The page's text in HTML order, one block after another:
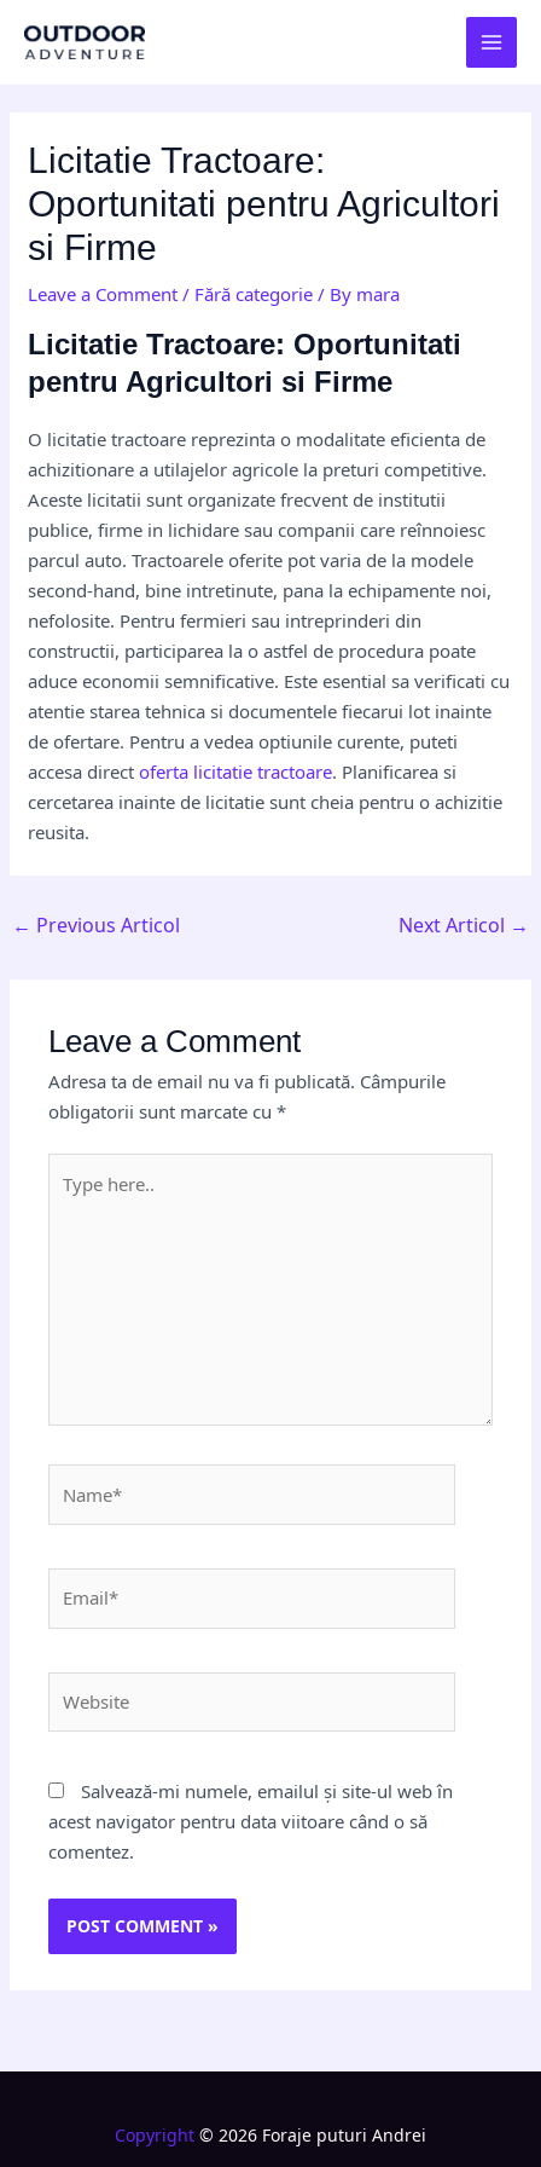
Licitatie Tractoare:
Oportunitati pentru Agricultori
si Firme
Leave a Comment / Fără categorie / By mara
Licitatie Tractoare: Oportunitati
pentru Agricultori si Firme
O licitatie tractoare reprezinta o modalitate eficienta de
achizitionare a utilajelor agricole la preturi competitive.
Aceste licitatii sunt organizate frecvent de institutii
publice, firme in lichidare sau companii care reînnoiesc
parcul auto. Tractoarele oferite pot varia de la modele
second-hand, bine intretinute, pana la echipamente noi,
nefolosite. Pentru fermieri sau intreprinderi din
constructii, participarea la o astfel de procedura poate
aduce economii semnificative. Este esential sa verificati cu
atentie starea tehnica si documentele fiecarui lot inainte
de ofertare. Pentru a vedea optiunile curente, puteti
accesa directoferta licitatie tractoare. Planificarea si
cercetarea inainte de licitatie sunt cheia pentru o achizitie
reusita.
navigation
← Previous Articol Next Articol →
Leave a Comment
Adresa ta de email nu va fi publicată. Câmpurile
obligatorii sunt marcate cu*
here..
Salvează-mi numele, emailul și site-ul web în
acest navigator pentru data viitoare când o să
comentez.
Copyright © 2026 Foraje puturi Andrei